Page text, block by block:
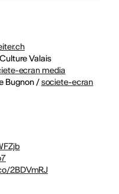
Valais
ecran media
Bugnon /societe-ecran
2BDVmRJ